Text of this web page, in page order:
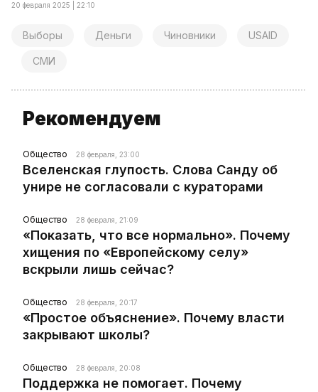
20 февраля 2025 | 22:10
Выборы Деньги Чиновники USAID
СМИ
Рекомендуем
Общество 28 февраля, 23:00
Вселенская глупость. Слова Санду об
унире не согласовали с кураторами
Общество 28 февраля, 21:09
«Показать, что все нормально». Почему
хищения по «Европейскому селу»
вскрыли лишь сейчас?
Общество 28 февраля, 20:17
«Простое объяснение». Почему власти
закрывают школы?
Общество 28 февраля, 20:08
Поддержка не помогает. Почему